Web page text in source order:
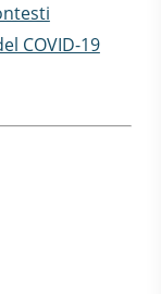
COVID-19